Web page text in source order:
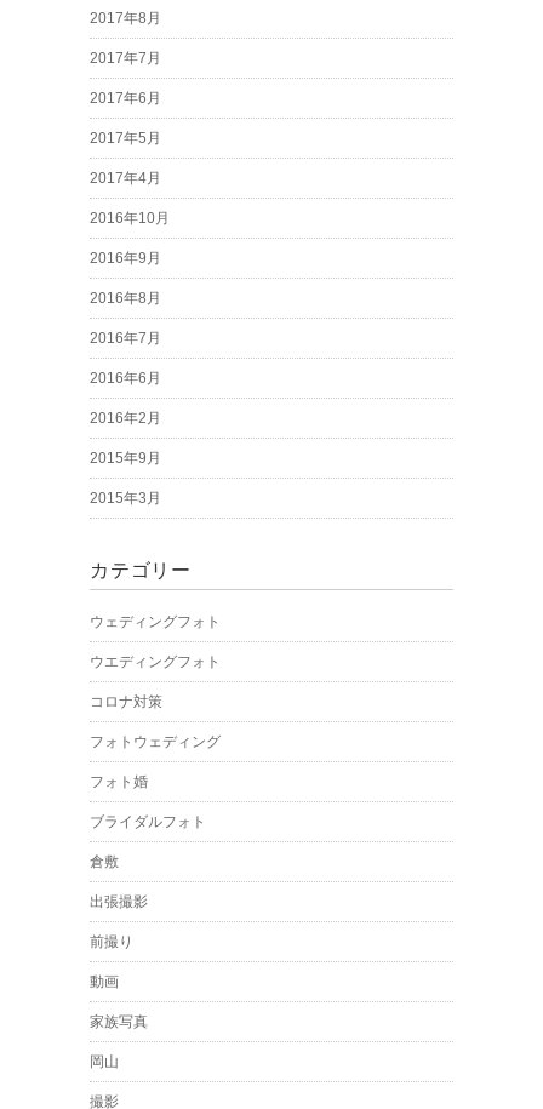
2017年8月
2017年7月
2017年6月
2017年5月
2017年4月
2016年10月
2016年9月
2016年8月
2016年7月
2016年6月
2016年2月
2015年9月
2015年3月
カテゴリー
ウェディングフォト
ウエディングフォト
コロナ対策
フォトウェディング
フォト婚
ブライダルフォト
倉敷
出張撮影
前撮り
動画
家族写真
岡山
撮影